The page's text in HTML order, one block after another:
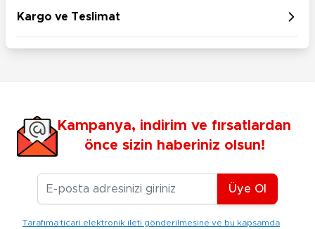
Kargo ve Teslimat
Kampanya, indirim ve fırsatlardan
önce sizin haberiniz olsun!
E-posta Adresiniz
Üye Ol
Tarafıma ticari elektronik ileti gönderilmesine ve bu kapsamda